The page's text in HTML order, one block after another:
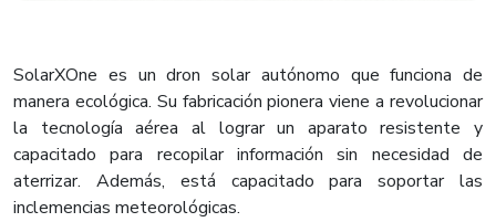
SolarXOne es un dron solar autónomo que funciona de
manera ecológica. Su fabricación pionera viene a revolucionar
la tecnología aérea al lograr un aparato resistente y
capacitado para recopilar información sin necesidad de
aterrizar. Además, está capacitado para soportar las
inclemencias meteorológicas.